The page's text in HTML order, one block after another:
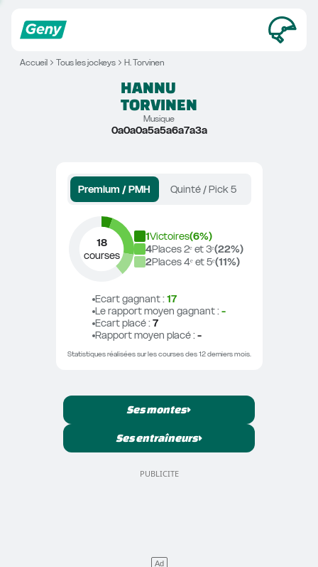
Accueil Tous les jockeys H. Torvinen
HANNU
TORVINEN
Musique
0a0a0a5a5a6a7a3a
Premium / PMH Quinté / Pick 5
18
courses
1Victoires(6%)
4Places 2ᵉ et 3ᵉ(22%)
2Places 4ᵉ et 5ᵉ(11%)
Ecart gagnant : 17
Le rapport moyen gagnant : -
Ecart placé : 7
Rapport moyen placé : -
Statistiques réalisées sur les courses des 12 derniers mois.
Ses montes
Ses entraîneurs